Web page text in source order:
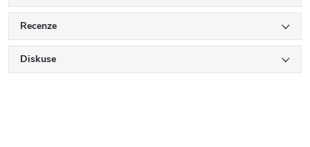
Recenze
Diskuse